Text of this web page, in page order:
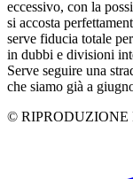
eccessivo, con la
si accosta
serve fiducia totale
in dubbi e divisioni
Serve seguire una
che siamo già a
© RIPRODUZIONE